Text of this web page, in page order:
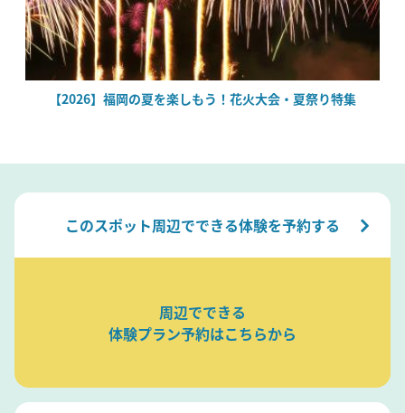
【2026】福岡の夏を楽しもう！花火大会・夏祭り特集
このスポット周辺でできる体験を予約する
周辺でできる
体験プラン予約はこちらから